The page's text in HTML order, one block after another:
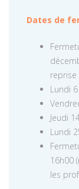
Dates de
reprise
Lundi
Jeudi
Lundi
16h00
les